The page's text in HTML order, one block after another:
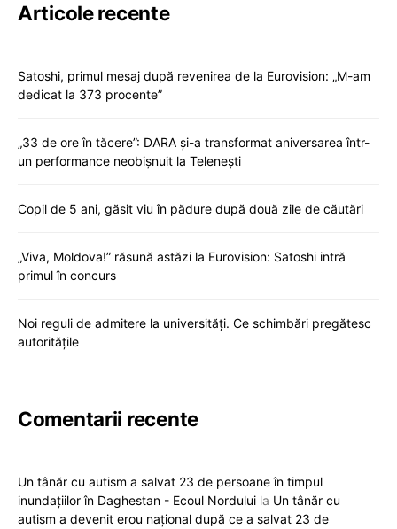
Articole recente
Satoshi, primul mesaj după revenirea de la Eurovision: „M-am
dedicat la 373 procente”
„33 de ore în tăcere”: DARA și-a transformat aniversarea într-
un performance neobișnuit la Telenești
Copil de 5 ani, găsit viu în pădure după două zile de căutări
„Viva, Moldova!” răsună astăzi la Eurovision: Satoshi intră
primul în concurs
Noi reguli de admitere la universități. Ce schimbări pregătesc
autoritățile
Comentarii recente
Un tânăr cu autism a salvat 23 de persoane în timpul
inundațiilor în Daghestan - Ecoul Nordului la Un tânăr cu
autism a devenit erou național după ce a salvat 23 de